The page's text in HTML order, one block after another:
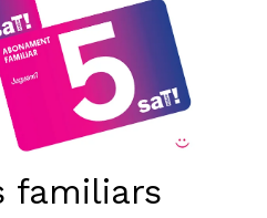
familiars